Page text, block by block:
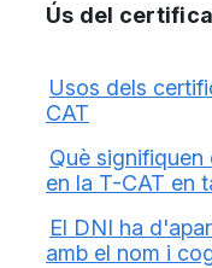
Ús del
Usos dels
CAT
Què
en la T-CAT en
El DNI ha
amb el nom i